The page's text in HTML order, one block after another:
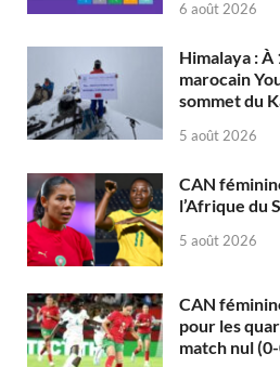
6 août 2026
Himalaya : À
marocain
sommet du
5 août 2026
CAN
l’Afrique du
5 août 2026
CAN
pour les
match nul